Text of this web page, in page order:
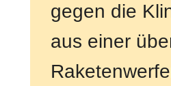
gegen die
aus einer